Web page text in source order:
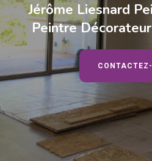
Jérôme Liesnard
Peintre